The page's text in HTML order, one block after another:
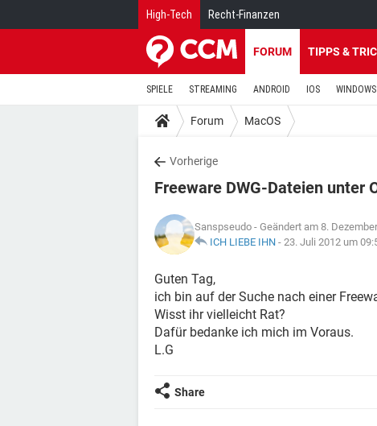
High-Tech Recht-Finanzen
FORUM TIPPS &
SPIELE STREAMING ANDROID IOS
Forum MacOS
Vorherige
Freeware DWG-Dateien unter
Sanspseudo - Geändert am 8.
ICH LIEBE IHN - 23. Juli 2012 um
Guten Tag,
ich bin auf der Suche nach einer
Wisst ihr vielleicht Rat?
Dafür bedanke ich mich im Voraus.
L.G
Share